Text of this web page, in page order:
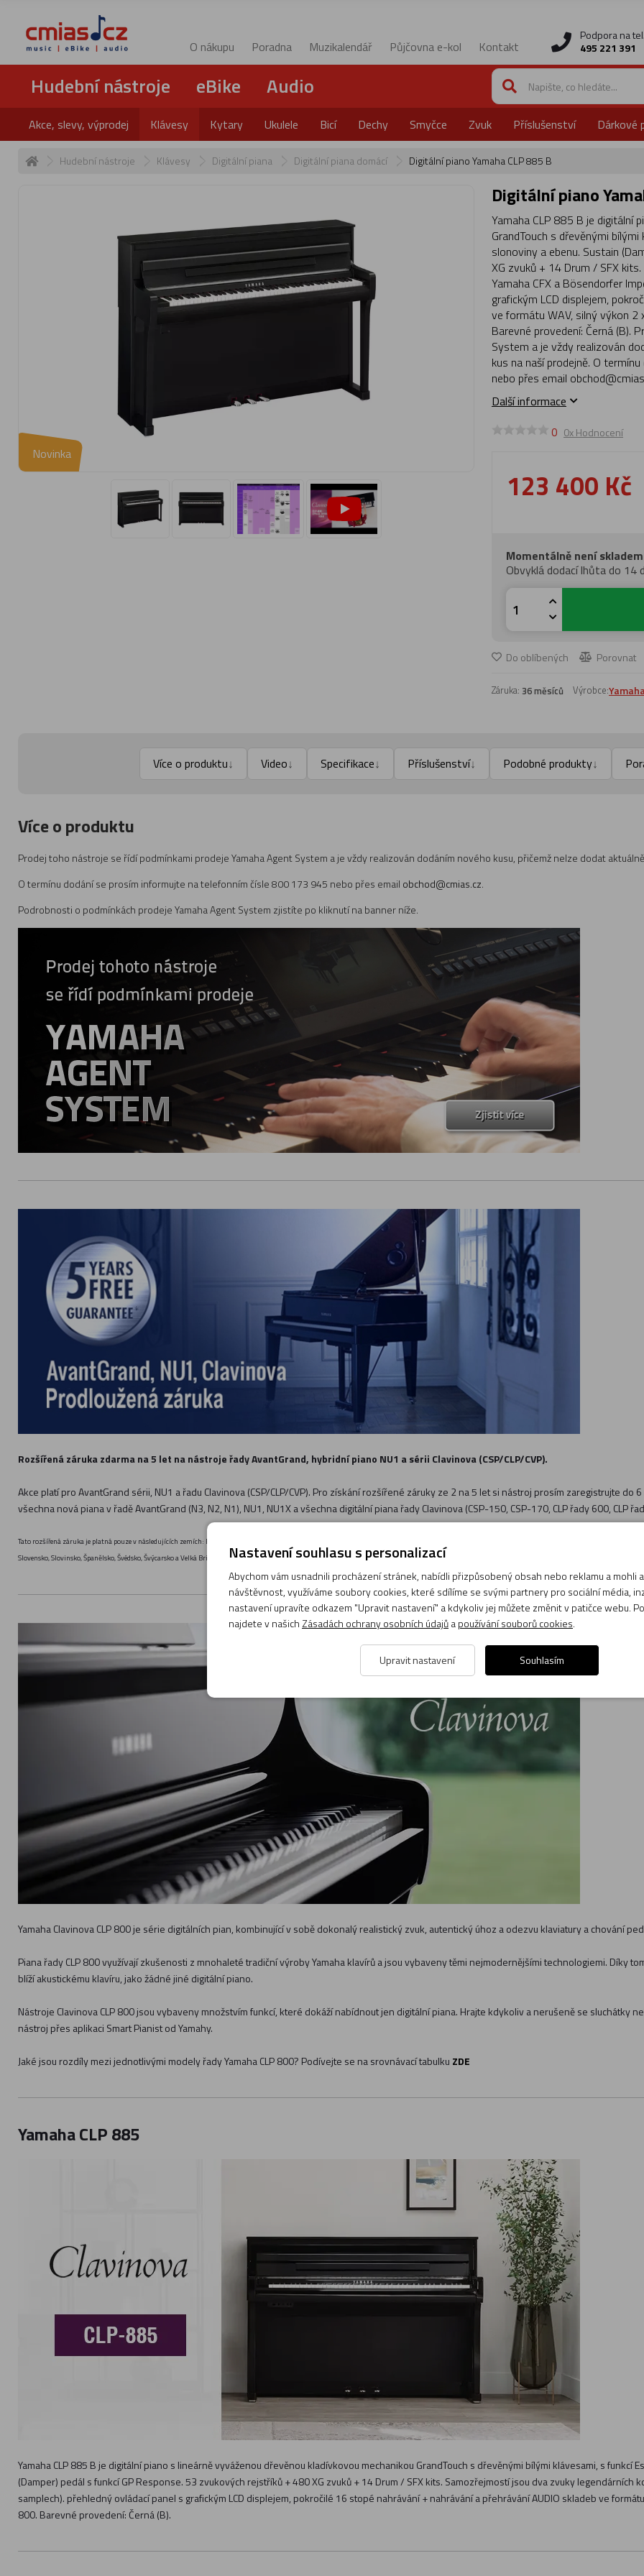
O nákupu Poradna Muzikalendář Půjčovna e-kol Kontakt
Podpora na tel.
495 221 391
Hudební nástroje eBike Audio
Akce, slevy, výprodej Klávesy Kytary Ukulele Bicí Dechy Smyčce Zvuk Příslušenství Dárkové
Hudební nástroje Klávesy Digitální piana Digitální piana domácí Digitální piano Yamaha CLP 885 B
Novinka
Digitální piano
Yamaha CLP 885 B je digitální
GrandTouch s dřevěnými
slonoviny a ebenu. Sustain
XG zvuků + 14 Drum / SFX
Yamaha CFX a Bösendorfer
grafickým LCD displejem,
ve formátu WAV, silný výkon 2
Barevné provedení: Černá (B).
System a je vždy realizován
kus na naší prodejně. O
nebo přes email
Další informace
0 0x Hodnocení
123 400 Kč
Momentálně není skladem
Obvyklá dodací lhůta do 14
Do oblíbených Porovnat
Záruka: 36 měsíců Výrobce:Yamaha
Více o produktu↓ Video↓ Specifikace↓ Příslušenství↓ Podobné produkty↓
Více o produktu
Prodej toho nástroje se řídí podmínkami prodeje Yamaha Agent System a je vždy realizován dodáním nového kusu, přičemž nelze dodat
O termínu dodání se prosím informujte na telefonním čísle 800 173 945 nebo přes email obchod@cmias.cz.
Podrobnosti o podmínkách prodeje Yamaha Agent System zjistíte po kliknutí na banner níže.
Rozšířená záruka zdarma na 5 let na nástroje řady AvantGrand, hybridní piano NU1 a sérii Clavinova (CSP/CLP/CVP).
Akce platí pro AvantGrand sérii, NU1 a řadu Clavinova (CSP/CLP/CVP). Pro získání rozšířené záruky ze 2 na 5 let si nástroj prosím zaregistrujte
všechna nová piana v řadě AvantGrand (N3, N2, N1), NU1, NU1X a všechna digitální piana řady Clavinova (CSP-150, CSP-170, CLP řady 600, CLP
Tato rozšířená záruka je platná pouze v následujících zemích: Belgie, Bulharsko, Česká republika, Dánsko, Estonsko, Finsko, Chorvatsko, Irsko, Island, Itálie, Kypr, Lichtenštejnsko, Litva, Lotyšsko,
Slovensko, Slovinsko, Španělsko, Švédsko, Švýcarsko a Velká Británie.
Yamaha Clavinova CLP 800 je série digitálních pian, kombinující v sobě dokonalý realistický zvuk, autentický úhoz a odezvu klaviatury a chování
Piana řady CLP 800 využívají zkušenosti z mnohaleté tradiční výroby Yamaha klavírů a jsou vybaveny těmi nejmodernějšími technologiemi. Díky
blíží akustickému klavíru, jako žádné jiné digitální piano.
Nástroje Clavinova CLP 800 jsou vybaveny množstvím funkcí, které dokáží nabídnout jen digitální piana. Hrajte kdykoliv a nerušeně se sluchátky
nástroj přes aplikaci Smart Pianist od Yamahy.
Jaké jsou rozdíly mezi jednotlivými modely řady Yamaha CLP 800? Podívejte se na srovnávací tabulku ZDE
Yamaha CLP 885
Yamaha CLP 885 B je digitální piano s lineárně vyváženou dřevěnou kladívkovou mechanikou GrandTouch s dřevěnými bílými klávesami, s
(Damper) pedál s funkcí GP Response. 53 zvukových rejstříků + 480 XG zvuků + 14 Drum / SFX kits. Samozřejmostí jsou dva zvuky legendárních
samplech). přehledný ovládací panel s grafickým LCD displejem, pokročilé 16 stopé nahrávání + nahrávání a přehrávání AUDIO skladeb ve
800. Barevné provedení: Černá (B).
Nastavení souhlasu s personalizací
Abychom vám usnadnili procházení stránek, nabídli přizpůsobený obsah nebo reklamu a mohli
návštěvnost, využíváme soubory cookies, které sdílíme se svými partnery pro sociální média,
nastavení upravíte odkazem "Upravit nastavení" a kdykoliv jej můžete změnit v patičce webu.
najdete v našich Zásadách ochrany osobních údajůapoužívání souborů cookies.
Upravit nastavení Souhlasím